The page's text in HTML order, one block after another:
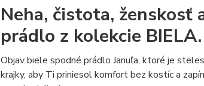
Neha, čistota, ženskosť
prádlo z kolekcie BIELA.
Objav biele spodné prádlo Januľa, ktoré je
krajky, aby Ti priniesol komfort bez kostíc a